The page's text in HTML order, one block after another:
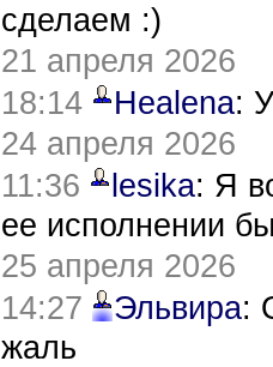
сделаем :)
21 апреля 2026
18:14
Healena:
24 апреля 2026
11:36
lesika: Я
ее исполнении
25 апреля 2026
14:27
Эльвира:
жаль